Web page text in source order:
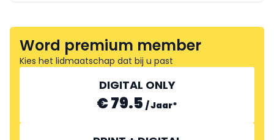
Word premium member
Kies het lidmaatschap dat bij u past
DIGITAL ONLY
€ 79.5 /Jaar*